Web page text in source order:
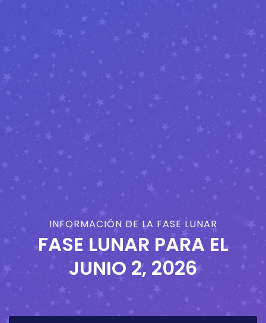
INFORMACIÓN DE LA FASE LUNAR
FASE LUNAR PARA EL
JUNIO 2, 2026